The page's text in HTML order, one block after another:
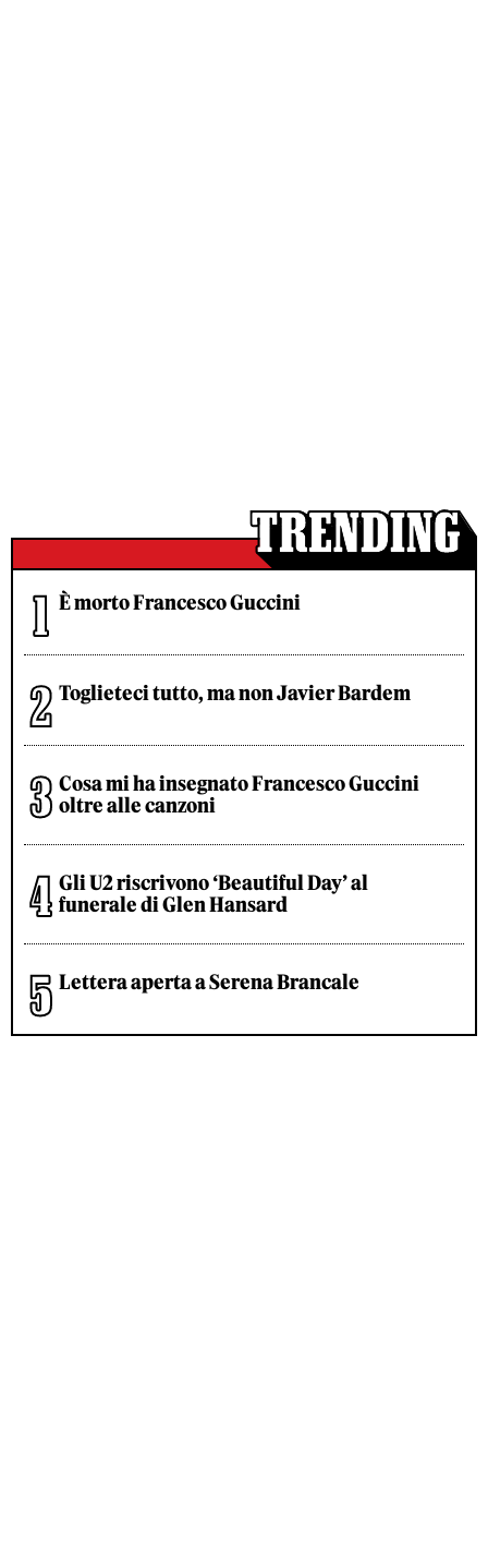
È morto Francesco Guccini
Toglieteci tutto, ma non Javier Bardem
Cosa mi ha insegnato Francesco Guccini
oltre alle canzoni
Gli U2 riscrivono ‘Beautiful Day’ al
funerale di Glen Hansard
Lettera aperta a Serena Brancale